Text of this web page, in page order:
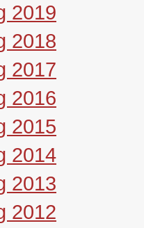
2019
2018
2017
2016
2015
2014
2013
2012